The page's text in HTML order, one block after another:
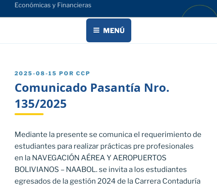
Económicas y Financieras
MENÚ
PUBLICADO
2025-08-15 POR CCP
Comunicado Pasantía Nro.
135/2025
Mediante la presente se comunica el requerimiento de
estudiantes para realizar prácticas pre profesionales
en la NAVEGACIÓN AÉREA Y AEROPUERTOS
BOLIVIANOS – NAABOL. se invita a los estudiantes
egresados de la gestión 2024 de la Carrera Contaduría